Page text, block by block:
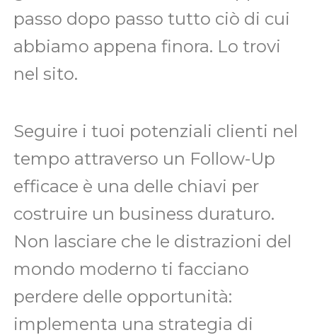
passo dopo passo tutto ciò di cui
abbiamo appena finora. Lo trovi
nel sito.
Seguire i tuoi potenziali clienti nel
tempo attraverso un Follow-Up
efficace è una delle chiavi per
costruire un business duraturo.
Non lasciare che le distrazioni del
mondo moderno ti facciano
perdere delle opportunità:
implementa una strategia di